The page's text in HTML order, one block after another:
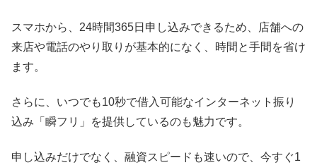
スマホから、24時間365日申し込みできるため、店舗への
来店や電話のやり取りが基本的になく、時間と手間を省け
ます。
さらに、いつでも10秒で借入可能なインターネット振り
込み「瞬フリ」を提供しているのも魅力です。
申し込みだけでなく、融資スピードも速いので、今すぐ1